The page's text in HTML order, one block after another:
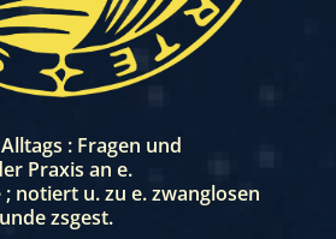
: Fragen und
Praxis an e.
notiert u. zu e. zwanglosen
zsgest.